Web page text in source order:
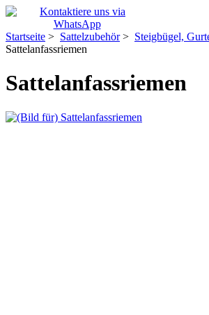
Startseite > Sattelzubehör> Steigbügel,
Sattelanfassriemen
Sattelanfassriemen